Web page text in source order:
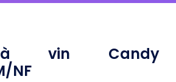
vin Candy
NF